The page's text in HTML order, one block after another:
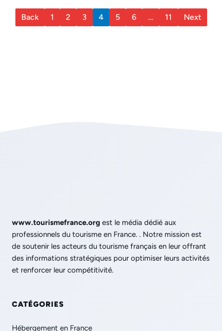
Back 1 2 3 4 5 6 … 11 Next
www.tourismefrance.org est le média dédié aux
professionnels du tourisme en France. . Notre mission est
de soutenir les acteurs du tourisme français en leur offrant
des informations stratégiques pour optimiser leurs activités
et renforcer leur compétitivité.
CATÉGORIES
Hébergement en France